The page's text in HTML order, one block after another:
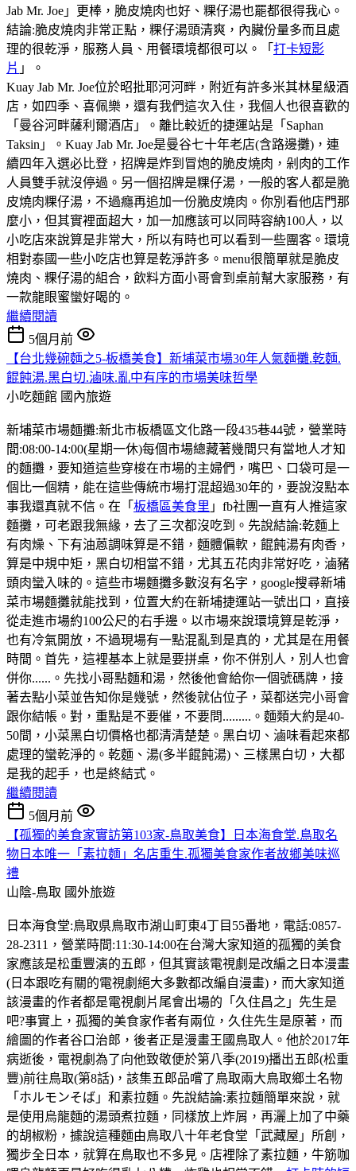
Jab Mr. Joe」更棒，脆皮燒肉也好、粿仔湯也罷都很得我心。
結論:脆皮燒肉非常正點，粿仔湯頭清爽，內臟份量多而且處
理的很乾淨，服務人員、用餐環境都很可以。「 打卡短影
片 」。
Kuay Jab Mr. Joe位於昭批耶河河畔，附近有許多米其林星級酒
店，如四季、喜佩樂，還有我們這次入住，我個人也很喜歡的
「曼谷河畔薩利爾酒店」。離比較近的捷運站是「Saphan
Taksin」。Kuay Jab Mr. Joe是曼谷七十年老店(含路邊攤)，連
續四年入選必比登，招牌是炸到冒炮的脆皮燒肉，剁肉的工作
人員雙手就沒停過。另一個招牌是粿仔湯，一般的客人都是脆
皮燒肉粿仔湯，不過癮再追加一份脆皮燒肉。你別看他店門那
麼小，但其實裡面超大，加一加應該可以同時容納100人，以
小吃店來說算是非常大，所以有時也可以看到一些團客。環境
相對泰國一些小吃店也算是乾淨許多。menu很簡單就是脆皮
燒肉、粿仔湯的組合，飲料方面小哥會到桌前幫大家服務，有
一款龍眼蜜蠻好喝的。
繼續閱讀
5個月前
【台北幾碗麵之5-板橋美食】新埔菜市場30年人氣麵攤.乾麵.
餛飩湯.黑白切.滷味.亂中有序的市場美味哲學
小吃麵館 國內旅遊
新埔菜市場麵攤:新北市板橋區文化路一段435巷44號，營業時
間:08:00-14:00(星期一休)每個市場總藏著幾間只有當地人才知
的麵攤，要知道這些穿梭在市場的主婦們，嘴巴、口袋可是一
個比一個精，能在這些傳統市場打混超過30年的，要說沒點本
事我還真就不信。在「 板橋區美食里 」fb社團一直有人推這家
麵攤，可老跟我無緣，去了三次都沒吃到。先說結論:乾麵上
有肉燥、下有油蒽調味算是不錯，麵體偏軟，餛飩湯有肉香，
算是中規中矩，黑白切相當不錯，尤其五花肉非常好吃，滷豬
頭肉蠻入味的。這些市場麵攤多數沒有名字，google搜尋新埔
菜市場麵攤就能找到，位置大約在新埔捷運站一號出口，直接
從走進市場約100公尺的右手邊。以市場來說環境算是乾淨，
也有冷氣開放，不過現場有一點混亂到是真的，尤其是在用餐
時間。首先，這裡基本上就是要拼桌，你不併別人，別人也會
併你......。先找小哥點麵和湯，然後他會給你一個號碼牌，接
著去點小菜並告知你是幾號，然後就佔位子，菜都送完小哥會
跟你結帳。對，重點是不要催，不要問.........。麵類大約是40-
50間，小菜黑白切價格也都清清楚楚。黑白切、滷味看起來都
處理的蠻乾淨的。乾麵、湯(多半餛飩湯)、三樣黑白切，大都
是我的起手，也是終結式。
繼續閱讀
5個月前
【孤獨的美食家實訪第103家-鳥取美食】日本海食堂.鳥取名
物日本唯一「素拉麵」名店重生.孤獨美食家作者故鄉美味巡
禮
山陰-鳥取 國外旅遊
日本海食堂:鳥取県鳥取市湖山町東4丁目55番地，電話:0857-
28-2311，營業時間:11:30-14:00在台灣大家知道的孤獨的美食
家應該是松重豐演的五郎，但其實該電視劇是改編之日本漫畫
(日本跟吃有關的電視劇絕大多數都改編自漫畫)，而大家知道
該漫畫的作者都是電視劇片尾會出場的「久住昌之」先生是
吧?事實上，孤獨的美食家作者有兩位，久住先生是原著，而
繪圖的作者谷口治郎，後者正是漫畫王國鳥取人。他於2017年
病逝後，電視劇為了向他致敬便於第八季(2019)播出五郎(松重
豐)前往鳥取(第8話)，該集五郎品嚐了鳥取兩大鳥取鄉土名物
「ホルモンそば」和素拉麵。先說結論:素拉麵簡單來說，就
是使用烏龍麵的湯頭煮拉麵，同樣放上炸屑，再灑上加了中藥
的胡椒粉，據說這種麵由鳥取八十年老食堂「武藏屋」所創，
獨步全日本，就算在鳥取也不多見。店裡除了素拉麵，牛筋咖